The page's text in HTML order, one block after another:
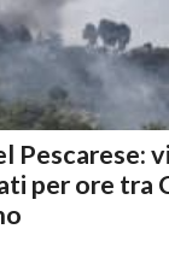
Pescarese:
per ore tra